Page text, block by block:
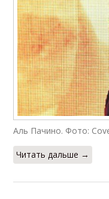
Аль Пачино. Фото:
Читать дальше →